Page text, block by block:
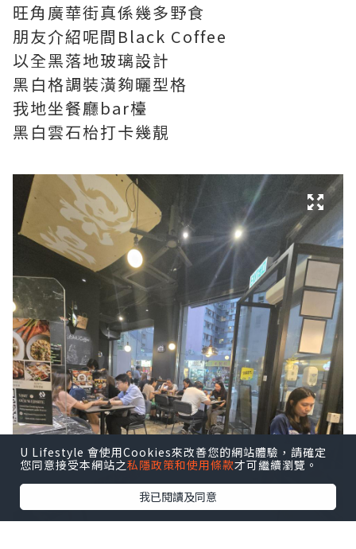
旺角廣華街真係幾多野食
朋友介紹呢間Black Coffee
以全黑落地玻璃設計
黑白格調裝潢夠曬型格
我地坐餐廳bar檯
黑白雲石枱打卡幾靚
U Lifestyle 會使用Cookies來改善您的網站體驗，請確定
您同意接受本網站之私隱政策和使用條款才可繼續瀏覽。
我已閱讀及同意